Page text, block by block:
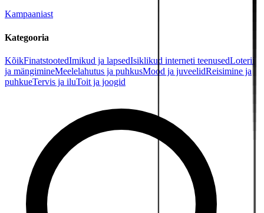
Kampaaniast
Kategooria
KõikFinatstootedImikud ja lapsedIsiklikud interneti teenusedLoterii
ja mängimineMeelelahutus ja puhkusMood ja juveelidReisimine ja
puhkueTervis ja iluToit ja joogid